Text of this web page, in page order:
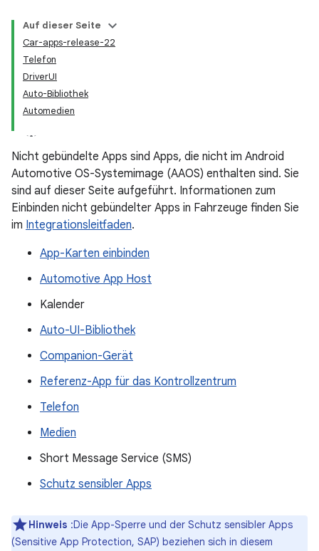
Auf dieser Seite
Car-apps-release-22
Telefon
DriverUI
Auto-Bibliothek
Automedien
Nicht gebündelte Apps sind Apps, die nicht im Android
Automotive OS-Systemimage (AAOS) enthalten sind. Sie
sind auf dieser Seite aufgeführt. Informationen zum
Einbinden nicht gebündelter Apps in Fahrzeuge finden Sie
im Integrationsleitfaden.
App-Karten einbinden
Automotive App Host
Kalender
Auto-UI-Bibliothek
Companion-Gerät
Referenz-App für das Kontrollzentrum
Telefon
Medien
Short Message Service (SMS)
Schutz sensibler Apps
Hinweis :Die App-Sperre und der Schutz sensibler Apps
(Sensitive App Protection, SAP) beziehen sich in diesem